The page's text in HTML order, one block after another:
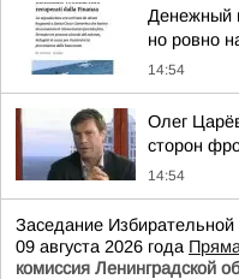
Денежный
но ровно
14:54
Олег
сторон
14:54
Заседание Избирательной
09 августа 2026 года
комиссия Ленинградской